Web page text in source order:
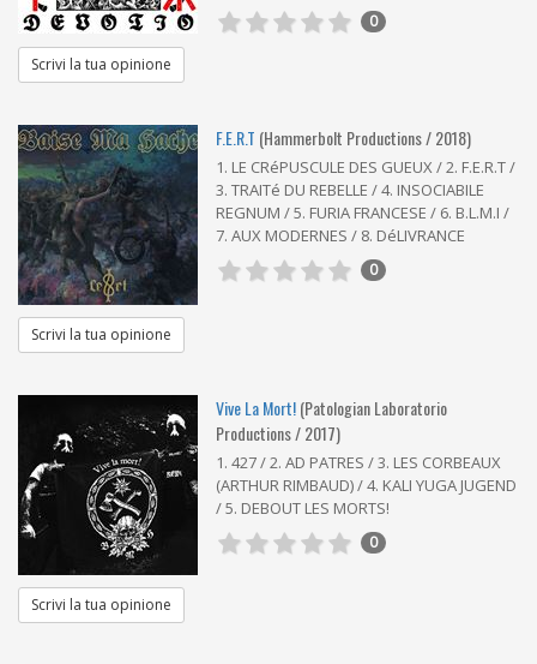
0
Scrivi la tua opinione
F​.​E​.​R​.​T (Hammerbolt Productions / 2018)
1. LE CRéPUSCULE DES GUEUX / 2. F.E.R.T /
3. TRAITé DU REBELLE / 4. INSOCIABILE
REGNUM / 5. FURIA FRANCESE / 6. B.L.M.I /
7. AUX MODERNES / 8. DéLIVRANCE
0
Scrivi la tua opinione
Vive La Mort!(Patologian Laboratorio
Productions / 2017)
1. 427 / 2. AD PATRES / 3. LES CORBEAUX
(ARTHUR RIMBAUD) / 4. KALI YUGA JUGEND
/ 5. DEBOUT LES MORTS!
0
Scrivi la tua opinione